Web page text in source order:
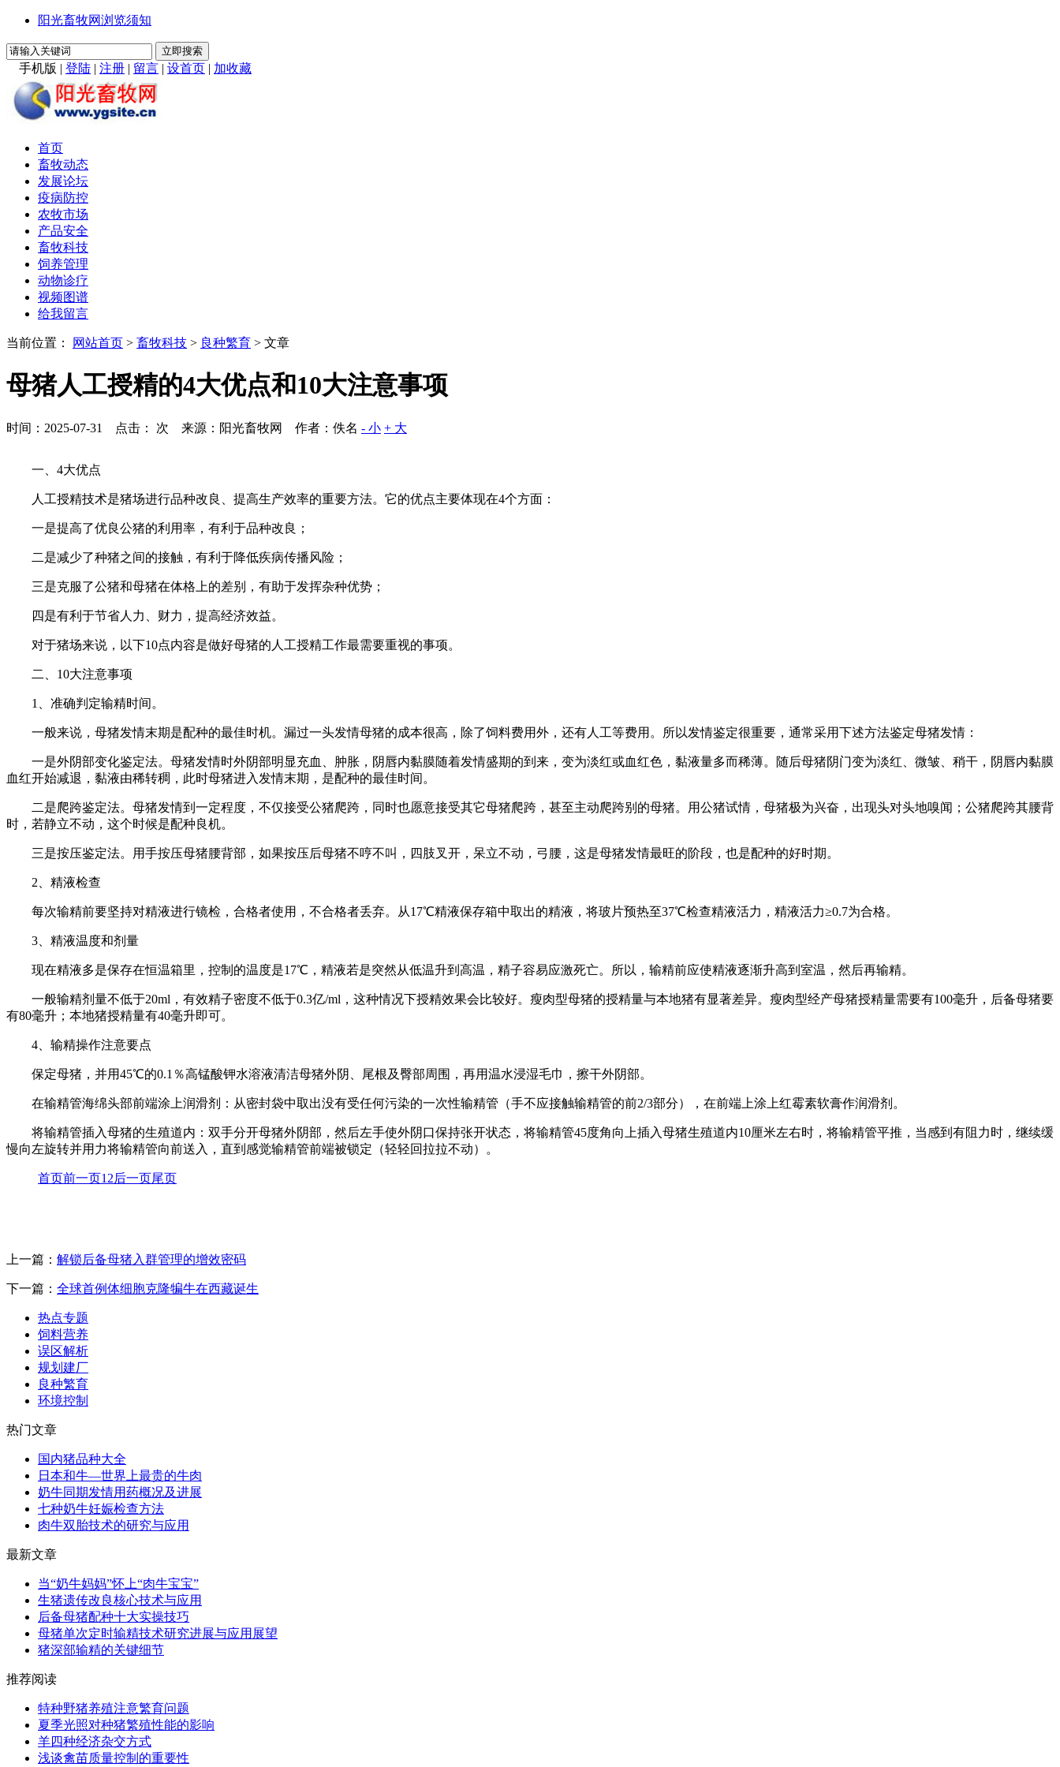
阳光畜牧网浏览须知
手机版 | 登陆 | 注册 | 留言 | 设首页 | 加收藏
首页
畜牧动态
发展论坛
疫病防控
农牧市场
产品安全
畜牧科技
饲养管理
动物诊疗
视频图谱
给我留言
当前位置： 网站首页 > 畜牧科技 > 良种繁育 > 文章
母猪人工授精的4大优点和10大注意事项
时间：2025-07-31 点击： 次 来源：阳光畜牧网 作者：佚名 - 小 + 大
一、4大优点
人工授精技术是猪场进行品种改良、提高生产效率的重要方法。它的优点主要体现在4个方面：
一是提高了优良公猪的利用率，有利于品种改良；
二是减少了种猪之间的接触，有利于降低疾病传播风险；
三是克服了公猪和母猪在体格上的差别，有助于发挥杂种优势；
四是有利于节省人力、财力，提高经济效益。
对于猪场来说，以下10点内容是做好母猪的人工授精工作最需要重视的事项。
二、10大注意事项
1、准确判定输精时间。
一般来说，母猪发情末期是配种的最佳时机。漏过一头发情母猪的成本很高，除了饲料费用外，还有人工等费用。所以发情鉴定很重要，通常采用下述方法鉴定母猪发情：
一是外阴部变化鉴定法。母猪发情时外阴部明显充血、肿胀，阴唇内黏膜随着发情盛期的到来，变为淡红或血红色，黏液量多而稀薄。随后母猪阴门变为淡红、微皱、稍干，阴唇内黏膜
血红开始减退，黏液由稀转稠，此时母猪进入发情末期，是配种的最佳时间。
二是爬跨鉴定法。母猪发情到一定程度，不仅接受公猪爬跨，同时也愿意接受其它母猪爬跨，甚至主动爬跨别的母猪。用公猪试情，母猪极为兴奋，出现头对头地嗅闻；公猪爬跨其腰背
时，若静立不动，这个时候是配种良机。
三是按压鉴定法。用手按压母猪腰背部，如果按压后母猪不哼不叫，四肢叉开，呆立不动，弓腰，这是母猪发情最旺的阶段，也是配种的好时期。
2、 精液检查
每次输精前要坚持对精液进行镜检，合格者使用，不合格者丢弃。从17℃精液保存箱中取出的精液，将玻片预热至37℃检查精液活力，精液活力≥0.7为合格。
3、 精液温度和剂量
现在精液多是保存在恒温箱里，控制的温度是17℃，精液若是突然从低温升到高温，精子容易应激死亡。所以，输精前应使精液逐渐升高到室温，然后再输精。
一般输精剂量不低于20ml，有效精子密度不低于0.3亿/ml，这种情况下授精效果会比较好。瘦肉型母猪的授精量与本地猪有显著差异。瘦肉型经产母猪授精量需要有100毫升，后备母猪要
有80毫升；本地猪授精量有40毫升即可。
4、 输精操作注意要点
保定母猪，并用45℃的0.1％高锰酸钾水溶液清洁母猪外阴、尾根及臀部周围，再用温水浸湿毛巾，擦干外阴部。
在输精管海绵头部前端涂上润滑剂：从密封袋中取出没有受任何污染的一次性输精管（手不应接触输精管的前2/3部分），在前端上涂上红霉素软膏作润滑剂。
将输精管插入母猪的生殖道内：双手分开母猪外阴部，然后左手使外阴口保持张开状态，将输精管45度角向上插入母猪生殖道内10厘米左右时，将输精管平推，当感到有阻力时，继续缓
慢向左旋转并用力将输精管向前送入，直到感觉输精管前端被锁定（轻轻回拉拉不动）。
首页前一页1 2后一页尾页
上一篇： 解锁后备母猪入群管理的增效密码
下一篇： 全球首例体细胞克隆犏牛在西藏诞生
热点专题
饲料营养
误区解析
规划建厂
良种繁育
环境控制
热门文章
国内猪品种大全
日本和牛—世界上最贵的牛肉
奶牛同期发情用药概况及进展
七种奶牛妊娠检查方法
肉牛双胎技术的研究与应用
最新文章
当“奶牛妈妈”怀上“肉牛宝宝”
生猪遗传改良核心技术与应用
后备母猪配种十大实操技巧
母猪单次定时输精技术研究进展与应用展望
猪深部输精的关键细节
推荐阅读
特种野猪养殖注意繁育问题
夏季光照对种猪繁殖性能的影响
羊四种经济杂交方式
浅谈禽苗质量控制的重要性